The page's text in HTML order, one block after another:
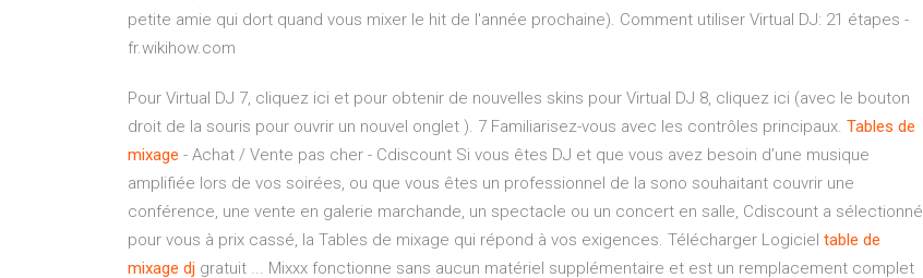
petite amie qui dort quand vous mixer le hit de l'année prochaine). Comment utiliser Virtual DJ: 21 étapes -
fr.wikihow.com
Pour Virtual DJ 7, cliquez ici et pour obtenir de nouvelles skins pour Virtual DJ 8, cliquez ici (avec le bouton
droit de la souris pour ouvrir un nouvel onglet ). 7 Familiarisez-vous avec les contrôles principaux. Tables de
mixage - Achat / Vente pas cher - Cdiscount Si vous êtes DJ et que vous avez besoin d’une musique
amplifiée lors de vos soirées, ou que vous êtes un professionnel de la sono souhaitant couvrir une
conférence, une vente en galerie marchande, un spectacle ou un concert en salle, Cdiscount a sélectionné
pour vous à prix cassé, la Tables de mixage qui répond à vos exigences. Télécharger Logiciel table de
mixage dj gratuit ... Mixxx fonctionne sans aucun matériel supplémentaire et est un remplacement complet